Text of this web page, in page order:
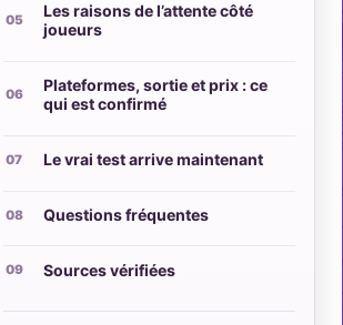
Les raisons de l’attente côté
joueurs
Plateformes, sortie et prix : ce
qui est confirmé
Le vrai test arrive maintenant
Questions fréquentes
Sources vérifiées